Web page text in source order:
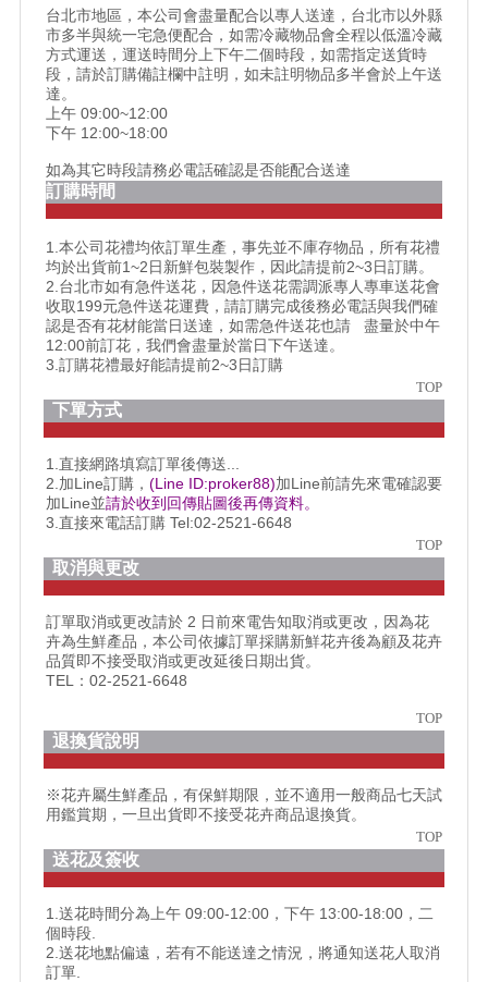
台北市地區，本公司會盡量配合以專人送達，台北市以外縣
市多半與統一宅急便配合，如需冷藏物品會全程以低溫冷藏
方式運送，運送時間分上下午二個時段，如需指定送貨時
段，請於訂購備註欄中註明，如未註明物品多半會於上午送
達。
上午 09:00~12:00
下午 12:00~18:00
如為其它時段請務必電話確認是否能配合送達
訂購時間
1.本公司花禮均依訂單生產，事先並不庫存物品，所有花禮
均於出貨前1~2日新鮮包裝製作，因此請提前2~3日訂購。
2.台北市如有急件送花，因急件送花需調派專人專車送花會
收取199元急件送花運費，請訂購完成後務必電話與我們確
認是否有花材能當日送達，如需急件送花也請 盡量於中午
12:00前訂花，我們會盡量於當日下午送達。
3.訂購花禮最好能請提前2~3日訂購
TOP
下單方式
1.直接網路填寫訂單後傳送...
2.加Line訂購， (Line ID:proker88)加Line前請先來電確認要
加Line並請於收到回傳貼圖後再傳資料。
3.直接來電話訂購 Tel:02-2521-6648
TOP
取消與更改
訂單取消或更改請於 2 日前來電告知取消或更改，因為花
卉為生鮮產品，本公司依據訂單採購新鮮花卉後為顧及花卉
品質即不接受取消或更改延後日期出貨。
TEL：02-2521-6648
TOP
退換貨說明
※花卉屬生鮮產品，有保鮮期限，並不適用一般商品七天試
用鑑賞期，一旦出貨即不接受花卉商品退換貨。
TOP
送花及簽收
1.送花時間分為上午 09:00-12:00，下午 13:00-18:00，二
個時段.
2.送花地點偏遠，若有不能送達之情況，將通知送花人取消
訂單.